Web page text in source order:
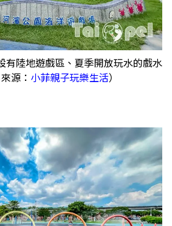
陸地遊戲區、夏季開放玩水的戲水
源： 小菲親子玩樂生活）